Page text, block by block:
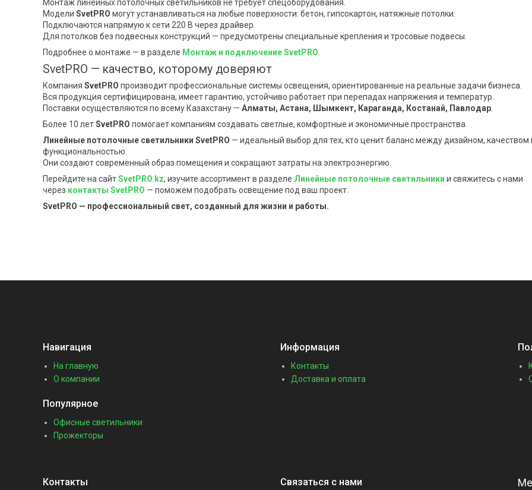
Монтаж линейных потолочных светильников не требует спецоборудования.
Модели SvetPRO могут устанавливаться на любые поверхности: бетон, гипсокартон, натяжные потолки.
Подключаются напрямую к сети 220 В через драйвер.
Для потолков без подвесных конструкций — предусмотрены специальные крепления и тросовые подвесы.
Подробнее о монтаже — в разделе Монтаж и подключение SvetPRO
SvetPRO — качество, которому доверяют
Компания SvetPRO производит профессиональные системы освещения, ориентированные на реальные задачи бизнеса.
Вся продукция сертифицирована, имеет гарантию, устойчиво работает при перепадах напряжения и температур.
Поставки осуществляются по всему Казахстану — Алматы, Астана, Шымкент, Караганда, Костанай, Павлодар
Более 10 летSvetPRO помогает компаниям создавать светлые, комфортные и экономичные пространства.
Линейные потолочные светильники SvetPRO — идеальный выбор для тех, кто ценит баланс между дизайном, качеством
функциональностью.
Они создают современный образ помещения и сокращают затраты на электроэнергию.
Перейдите на сайтSvetPRO.kz, изучите ассортимент в разделе Линейные потолочные светильники и свяжитесь с нами
через контакты SvetPRO — поможем подобрать освещение под ваш проект.
SvetPRO — профессиональный свет, созданный для жизни и работы.
Навигация
На главную
О компании
Информация
Контакты
Доставка и оплата
Популярное
Офисные светильники
Прожекторы